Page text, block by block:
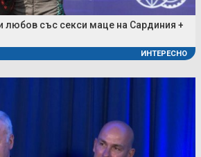
любов със секси маце на Сардиния +
ИНТЕРЕСНО